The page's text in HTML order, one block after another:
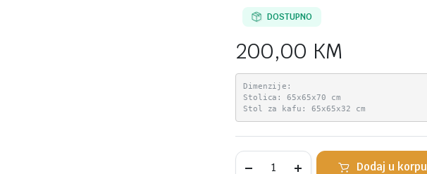
DOSTUPNO
200,00 KM
Dimenzije:
Stolica: 65x65x70 cm
Stol za kafu: 65x65x32 cm
PROGARDEN
Vrtni
Dodaj u korpu